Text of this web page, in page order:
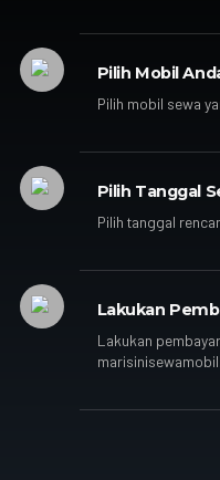
Pilih Mobil
Pilih mobil sewa
Pilih Tanggal
Pilih tanggal
Lakukan
Lakukan